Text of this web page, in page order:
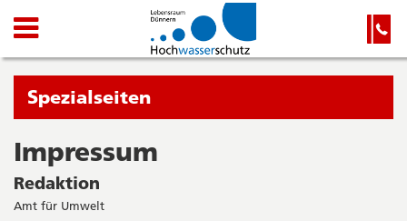
Lebensraum
Dünnern
Hochwasserschutz
Wichtige
Seiten
Startseite
Hauptnavigation
Inhalt
Suche
Navigation
und
Suche
Hauptnavigation
Navigation
Sie
befinden
sich
gerade
in:
Spezialseiten
Impressum
Redaktion
Amt für Umwelt